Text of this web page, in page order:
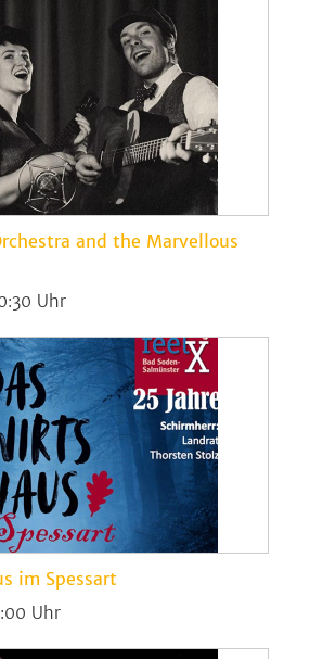
and the Marvellous
im Spessart